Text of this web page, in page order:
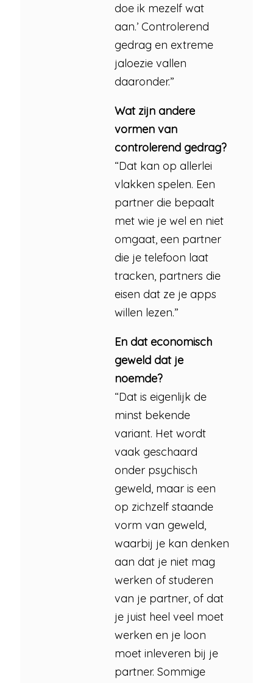
doe ik mezelf wat
aan.’ Controlerend
gedrag en extreme
jaloezie vallen
daaronder.”
Wat zijn andere
vormen van
controlerend gedrag?
“Dat kan op allerlei
vlakken spelen. Een
partner die bepaalt
met wie je wel en niet
omgaat, een partner
die je telefoon laat
tracken, partners die
eisen dat ze je apps
willen lezen.”
En dat economisch
geweld dat je
noemde?
“Dat is eigenlijk de
minst bekende
variant. Het wordt
vaak geschaard
onder psychisch
geweld, maar is een
op zichzelf staande
vorm van geweld,
waarbij je kan denken
aan dat je niet mag
werken of studeren
van je partner, of dat
je juist heel veel moet
werken en je loon
moet inleveren bij je
partner. Sommige